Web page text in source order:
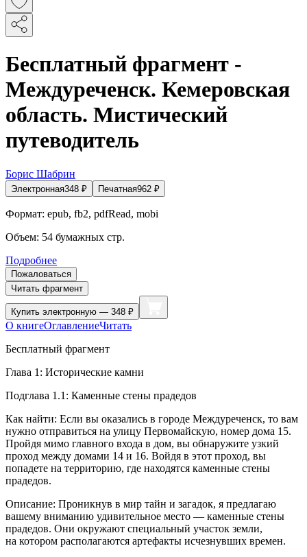
Бесплатный фрагмент -
Междуреченск. Кемеровская
область. Мистический
путеводитель
Борис Шабрин
Электронная348 ₽ Печатная962 ₽
Формат: epub, fb2, pdfRead, mobi
Объем: 54 бумажных стр.
Подробнее
Пожаловаться
Читать фрагмент
Купить электронную — 348 ₽
О книгеОглавлениеЧитать
Бесплатный фрагмент
Глава 1: Исторические камни
Подглава 1.1: Каменные стены прадедов
Как найти: Если вы оказались в городе Междуреченск, то вам
нужно отправиться на улицу Первомайскую, номер дома 15.
Пройдя мимо главного входа в дом, вы обнаружите узкий
проход между домами 14 и 16. Войдя в этот проход, вы
попадете на территорию, где находятся каменные стены
прадедов.
Описание: Проникнув в мир тайн и загадок, я предлагаю
вашему вниманию удивительное место — каменные стены
прадедов. Они окружают специальный участок земли,
на котором располагаются артефакты исчезнувших времен.